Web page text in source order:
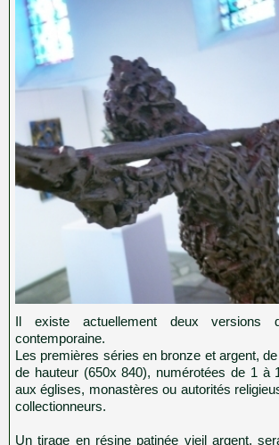
Il existe actuellement deux versions
contemporaine.
Les premières séries en bronze et argent,
de hauteur (650x 840), numérotées de 1 à
aux églises, monastères ou autorités
collectionneurs.
Un tirage en résine patinée vieil argent,